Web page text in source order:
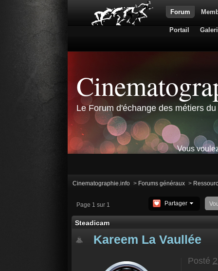
Forum
Portail
Le Forum d'échange des métiers
Vous
Cinematographie.info > Forums généraux >
Page 1 sur 1 Partager
Steadicam
Kareem La Vaullée
Posté